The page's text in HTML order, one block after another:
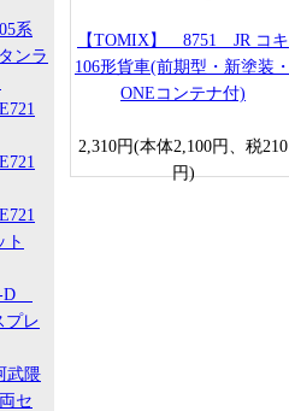
系
ンラ
ト
D
プレ
武隈
セ
【TOMIX】 8751 JR コキ
106形貨車(前期型・新塗装・
ONEコンテナ付)
2,310円(本体2,100円、税210
円)